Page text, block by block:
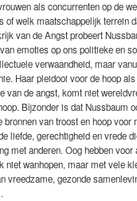
als concurrenten op de
of welk maatschappelijk terrein
van de Angst probeert
emoties op ons politieke en
verwaandheid, maar
Haar pleidooi voor de hoop
van de angst, komt niet
Bijzonder is dat Nussbaum
bronnen van troost en hoop voor
liefde, gerechtigheid en vrede
met anderen. Oog hebben voor
niet wanhopen, maar met vele
vreedzame, gezonde